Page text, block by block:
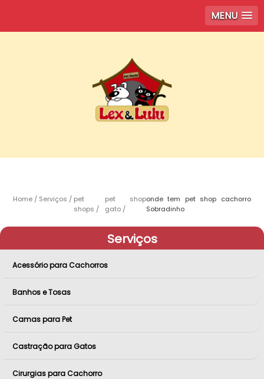
MENU
Home Serviços
pet
shops
pet shop
gato
onde tem pet shop cachorro
Sobradinho
Serviços
Acessório para Cachorros
Banhos e Tosas
Camas para Pet
Castração para Gatos
Cirurgias para Cachorro